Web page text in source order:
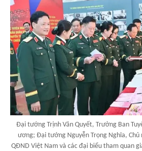
Đại tướng Trịnh Văn Quyết, Trưởng Ban
ương; Đại tướng Nguyễn Trọng Nghĩa, Chủ
QĐND Việt Nam và các đại biểu tham quan